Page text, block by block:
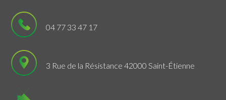
04 77 33 47 17
3 Rue de la Résistance 42000 Saint-Étienne